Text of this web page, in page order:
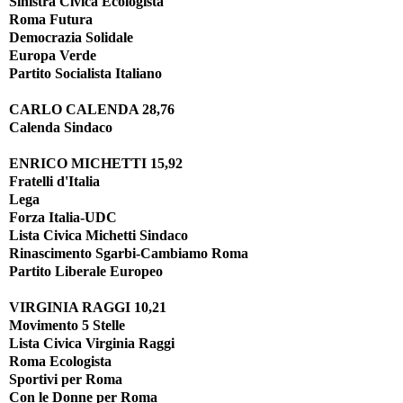
Roma Futura
Democrazia Solidale
Europa Verde
Partito Socialista Italiano
CARLO CALENDA 28,76
Calenda Sindaco
ENRICO MICHETTI 15,92
Fratelli d'Italia
Lega
Forza Italia-UDC
Lista Civica Michetti Sindaco
Rinascimento Sgarbi-Cambiamo Roma
Partito Liberale Europeo
VIRGINIA RAGGI 10,21
Movimento 5 Stelle
Lista Civica Virginia Raggi
Roma Ecologista
Sportivi per Roma
Con le Donne per Roma